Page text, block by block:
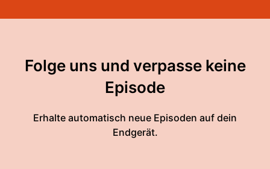
Folge uns und verpasse keine
Episode
Erhalte automatisch neue Episoden auf dein
Endgerät.